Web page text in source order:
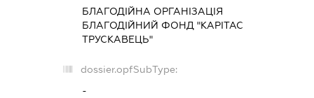
БЛАГОДІЙНА ОРГАНІЗАЦІЯ
БЛАГОДІЙНИЙ ФОНД "КАРІТАС
ТРУСКАВЕЦЬ"
dossier.opfSubType:
-